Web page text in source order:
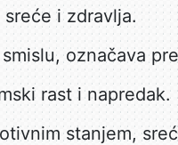
i zdravlja.
označava
rast i napredak.
stanjem,